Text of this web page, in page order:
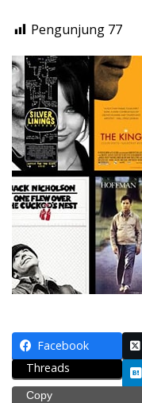
Pengunjung 77
Facebook
Threads
Copy